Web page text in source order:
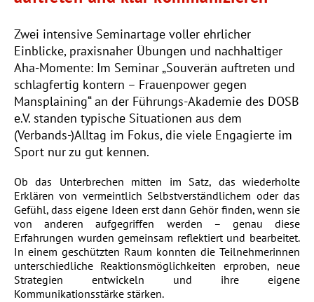
Beratungsangebot Online-Moderation und Zusammenarbeit
Digitale Barrierefreiheit
Satzungscheck
Website-Check
Krisen-PR
Coaching
Vorstand
Team
Mitgliedsverbände
Stellenangebote
Schutz vor interpersonaler Gewalt
AGB
Barrierefreiheit
Datenschutz
Impressum
Kontakt
FAQ
Schließen
Zwei intensive Seminartage voller ehrlicher
Einblicke, praxisnaher Übungen und nachhaltiger
Aha-Momente: Im Seminar „Souverän auftreten und
schlagfertig kontern – Frauenpower gegen
Mansplaining“ an der Führungs-Akademie des DOSB
e.V. standen typische Situationen aus dem
(Verbands-)Alltag im Fokus, die viele Engagierte im
Sport nur zu gut kennen.
Ob das Unterbrechen mitten im Satz, das wiederholte
Erklären von vermeintlich Selbstverständlichem oder das
Gefühl, dass eigene Ideen erst dann Gehör finden, wenn sie
von anderen aufgegriffen werden – genau diese
Erfahrungen wurden gemeinsam reflektiert und bearbeitet.
In einem geschützten Raum konnten die Teilnehmerinnen
unterschiedliche Reaktionsmöglichkeiten erproben, neue
Strategien entwickeln und ihre eigene
Kommunikationsstärke stärken.